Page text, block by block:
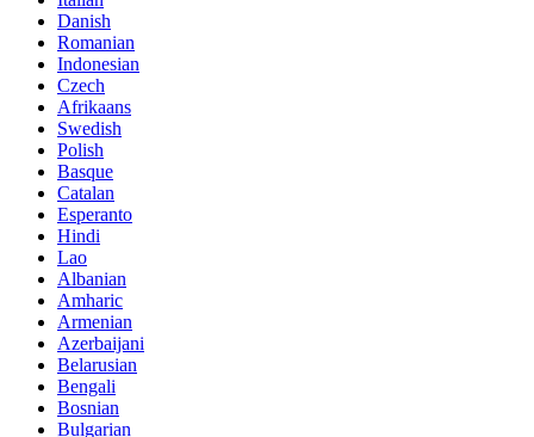
Danish
Romanian
Indonesian
Czech
Afrikaans
Swedish
Polish
Basque
Catalan
Esperanto
Hindi
Lao
Albanian
Amharic
Armenian
Azerbaijani
Belarusian
Bengali
Bosnian
Bulgarian